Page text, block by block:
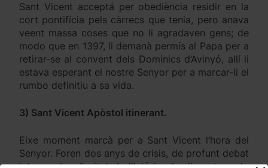
Sant Vicent acceptá per obediència residir en la
cort pontifícia pels càrrecs que tenia, pero anava
veent massa coses que no li agradaven gens; de
modo que en 1397, li demanà permís al Papa per a
retirar-se al convent dels Dominics d’Avinyó, allí li
estava esperant el nostre Senyor per a marcar-li el
rumbo definitiu a sa vida.
3) Sant Vicent Apòstol itinerant.
Eixe moment marcà per a Sant Vicent l’hora del
Senyor. Foren dos anys de crisis, de profunt debat